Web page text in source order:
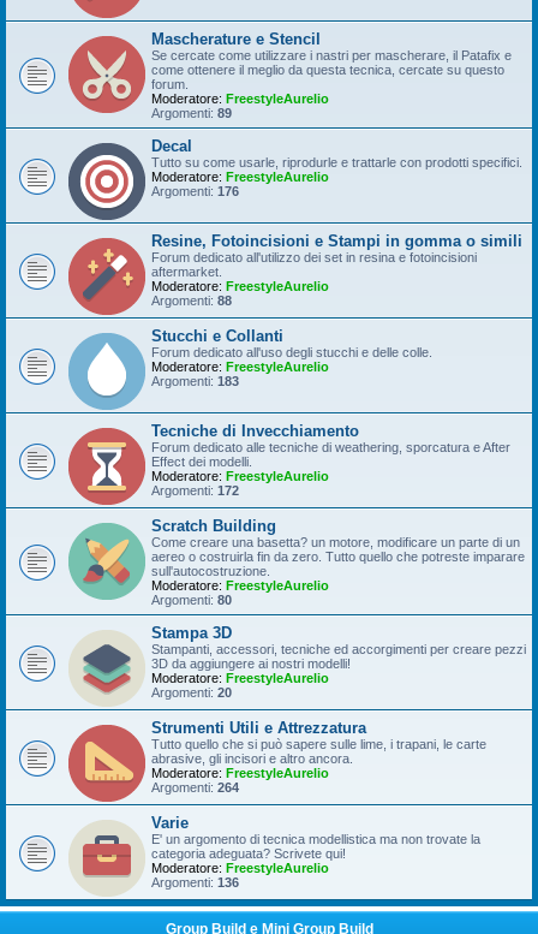
Mascherature e Stencil
Se cercate come utilizzare i nastri per mascherare, il Patafix e
come ottenere il meglio da questa tecnica, cercate su questo
forum.
Moderatore: FreestyleAurelio
Argomenti: 89
Decal
Tutto su come usarle, riprodurle e trattarle con prodotti specifici.
Moderatore: FreestyleAurelio
Argomenti: 176
Resine, Fotoincisioni e Stampi in gomma o simili
Forum dedicato all'utilizzo dei set in resina e fotoincisioni
aftermarket.
Moderatore: FreestyleAurelio
Argomenti: 88
Stucchi e Collanti
Forum dedicato all'uso degli stucchi e delle colle.
Moderatore: FreestyleAurelio
Argomenti: 183
Tecniche di Invecchiamento
Forum dedicato alle tecniche di weathering, sporcatura e After
Effect dei modelli.
Moderatore: FreestyleAurelio
Argomenti: 172
Scratch Building
Come creare una basetta? un motore, modificare un parte di un
aereo o costruirla fin da zero. Tutto quello che potreste imparare
sull'autocostruzione.
Moderatore: FreestyleAurelio
Argomenti: 80
Stampa 3D
Stampanti, accessori, tecniche ed accorgimenti per creare pezzi
3D da aggiungere ai nostri modelli!
Moderatore: FreestyleAurelio
Argomenti: 20
Strumenti Utili e Attrezzatura
Tutto quello che si può sapere sulle lime, i trapani, le carte
abrasive, gli incisori e altro ancora.
Moderatore: FreestyleAurelio
Argomenti: 264
Varie
E' un argomento di tecnica modellistica ma non trovate la
categoria adeguata? Scrivete qui!
Moderatore: FreestyleAurelio
Argomenti: 136
Group Build e Mini Group Build